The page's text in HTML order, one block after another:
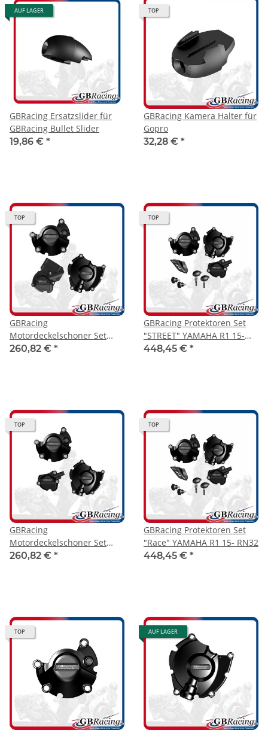
AUF LAGER
GBRacing Ersatzslider für
GBRacing Bullet Slider
19,86 € *
TOP
GBRacing Kamera Halter für
Gopro
32,28 € *
TOP
GBRacing
Motordeckelschoner Set
260,82 € *
TOP
GBRacing Protektoren Set
"STREET" YAMAHA R1 15-
RN32
448,45 € *
TOP
GBRacing
Motordeckelschoner Set
YAMAHA R1 15-25
260,82 € *
TOP
GBRacing Protektoren Set
"Race" YAMAHA R1 15- RN32
448,45 € *
TOP AUF LAGER